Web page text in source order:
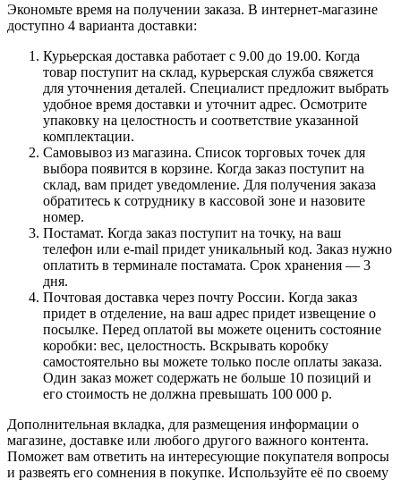
Экономьте время на получении заказа. В интернет-магазине
доступно 4 варианта доставки:
Курьерская доставка работает с 9.00 до 19.00. Когда
товар поступит на склад, курьерская служба свяжется
для уточнения деталей. Специалист предложит выбрать
удобное время доставки и уточнит адрес. Осмотрите
упаковку на целостность и соответствие указанной
комплектации.
Самовывоз из магазина. Список торговых точек для
выбора появится в корзине. Когда заказ поступит на
склад, вам придет уведомление. Для получения заказа
обратитесь к сотруднику в кассовой зоне и назовите
номер.
Постамат. Когда заказ поступит на точку, на ваш
телефон или e-mail придет уникальный код. Заказ нужно
оплатить в терминале постамата. Срок хранения — 3
дня.
Почтовая доставка через почту России. Когда заказ
придет в отделение, на ваш адрес придет извещение о
посылке. Перед оплатой вы можете оценить состояние
коробки: вес, целостность. Вскрывать коробку
самостоятельно вы можете только после оплаты заказа.
Один заказ может содержать не больше 10 позиций и
его стоимость не должна превышать 100 000 р.
Дополнительная вкладка, для размещения информации о
магазине, доставке или любого другого важного контента.
Поможет вам ответить на интересующие покупателя вопросы
и развеять его сомнения в покупке. Используйте её по своему